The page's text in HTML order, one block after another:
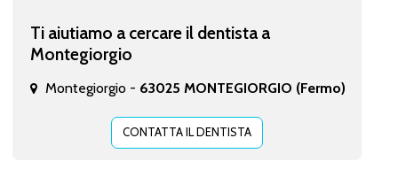
Ti aiutiamo a cercare il dentista a
Montegiorgio
Montegiorgio - 63025 MONTEGIORGIO (Fermo)
CONTATTA IL DENTISTA